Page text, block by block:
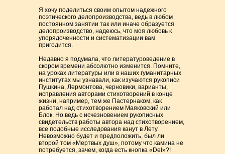
Я хочу поделиться своим опытом надежного
поэтического делопроизводства, ведь в любом
постоянном занятии так или иначе образуется
делопроизводство, надеюсь, что моя любовь к
упорядоченности и систематизации вам
пригодится.
Недавно я подумала, что литературоведение в
скором времени абсолютно изменится. Помните,
на уроках литературы или в наших гуманитарных
институтах мы узнавали, как изучаются рукописи
Пушкина, Лермонтова, черновики, варианты,
исправления авторами стихотворений в конце
жизни, например, тем же Пастернаком, как
работал над стихотворением Маяковский или
Блок. Но ведь с исчезновением рукописных
свидетельств работы автора над стихотворением,
все подобные исследования канут в Лету.
Невозможно будет и предположить, был ли
второй том «Мертвых душ», потому что камина не
потребуется, зачем, когда есть кнопка «Del»?!